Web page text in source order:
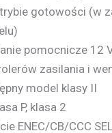
gotowości (w
pomocnicze 12
zasilania i
model klasy II
P, klasa 2
ENEC/CB/CCC